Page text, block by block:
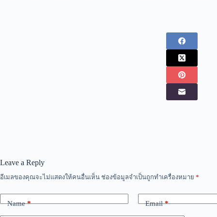
Leave a Reply
อีเมลของคุณจะไม่แสดงให้คนอื่นเห็น ช่องข้อมูลจำเป็นถูกทำเครื่องหมาย *
Name* Email*